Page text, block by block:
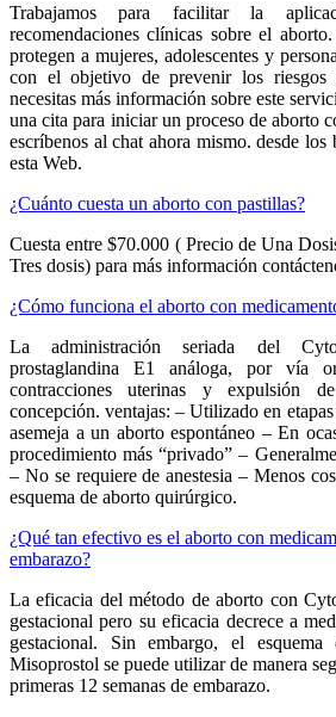
Trabajamos para facilitar la
recomendaciones clínicas sobre el
protegen a mujeres, adolescentes y
con el objetivo de prevenir los riesgos
necesitas más información sobre este
una cita para iniciar un proceso de aborto
escríbenos al chat ahora mismo. desde
esta Web.
¿Cuánto cuesta un aborto con pastillas?
Cuesta entre $70.000 ( Precio de Una
Tres dosis) para más información
¿Cómo funciona el aborto con
La administración seriada del
prostaglandina E1 análoga, por vía
contracciones uterinas y expulsión
concepción. ventajas: – Utilizado en
asemeja a un aborto espontáneo – En
procedimiento más “privado” –
– No se requiere de anestesia – Menos
esquema de aborto quirúrgico.
¿Qué tan efectivo es el aborto con
embarazo?
La eficacia del método de aborto con
gestacional pero su eficacia decrece a
gestacional. Sin embargo, el
Misoprostol se puede utilizar de manera
primeras 12 semanas de embarazo.